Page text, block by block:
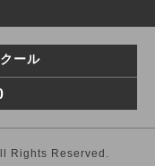
ール
Rights Reserved.